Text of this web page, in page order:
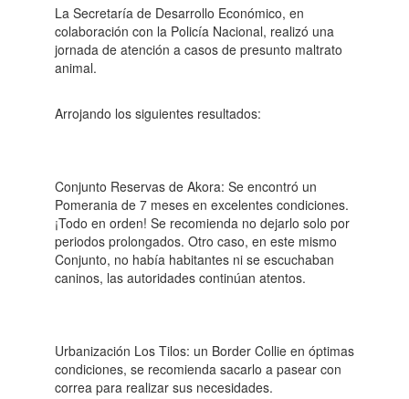
La Secretaría de Desarrollo Económico, en
colaboración con la Policía Nacional, realizó una
jornada de atención a casos de presunto maltrato
animal.
Arrojando los siguientes resultados:
Conjunto Reservas de Akora: Se encontró un
Pomerania de 7 meses en excelentes condiciones.
¡Todo en orden! Se recomienda no dejarlo solo por
periodos prolongados. Otro caso, en este mismo
Conjunto, no había habitantes ni se escuchaban
caninos, las autoridades continúan atentos.
Urbanización Los Tilos: un Border Collie en óptimas
condiciones, se recomienda sacarlo a pasear con
correa para realizar sus necesidades.